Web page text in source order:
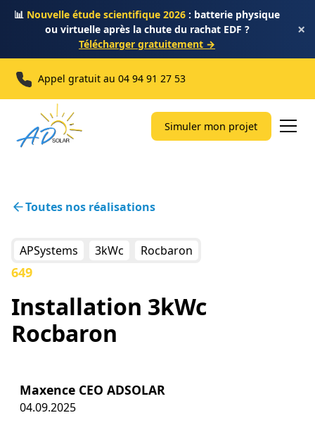
📊 Nouvelle étude scientifique 2026 : batterie physique
ou virtuelle après la chute du rachat EDF ?
Télécharger gratuitement →
×
Appel gratuit au04 94 91 27 53
Simuler mon projet
Toutes nos réalisations
APSystems 3kWc Rocbaron
649
Installation 3kWc
Rocbaron
Maxence CEO ADSOLAR
04.09.2025